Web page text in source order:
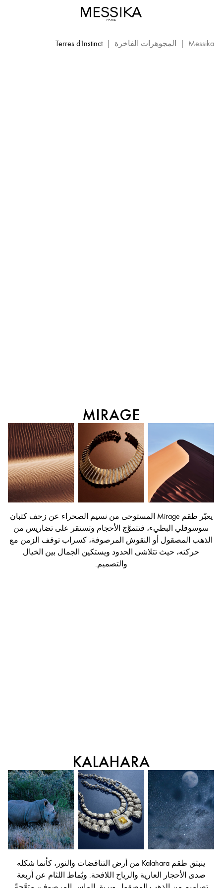
ميسيكا
TERRES D'INSTINCT
Messika
| المجوهرات الفاخرة |
Terres d'Instinct
MIRAGE
يعبّر طقم Mirage المستوحى من نسيم الصحراء عن زحف كثبان
سوسوفلي البطيء، فتتموَّج الأحجام وتستقر على تضاريس من
الذهب المصقول أو النقوش المرصوفة، كسراب توقف الزمن مع
حركته، حيث تتلاشى الحدود ويستكين الجمال بين الخيال
والتصميم.
KALAHARA
ينبثق طقم Kalahara من أرض التناقضات والنور، كأنما شكله
صدى الأحجار العارية والرياح اللافحة. ويُماط اللثام عن أربعة